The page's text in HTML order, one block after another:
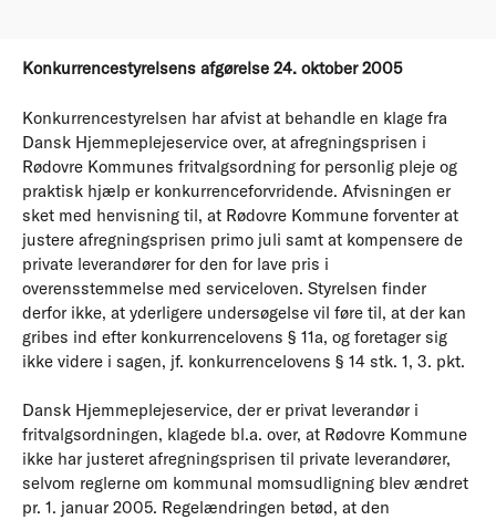
Konkurrencestyrelsens afgørelse 24. oktober 2005
Konkurrencestyrelsen har afvist at behandle en klage fra
Dansk Hjemmeplejeservice over, at afregningsprisen i
Rødovre Kommunes fritvalgsordning for personlig pleje og
praktisk hjælp er konkurrenceforvridende. Afvisningen er
sket med henvisning til, at Rødovre Kommune forventer at
justere afregningsprisen primo juli samt at kompensere de
private leverandører for den for lave pris i
overensstemmelse med serviceloven. Styrelsen finder
derfor ikke, at yderligere undersøgelse vil føre til, at der kan
gribes ind efter konkurrencelovens § 11a, og foretager sig
ikke videre i sagen, jf. konkurrencelovens § 14 stk. 1, 3. pkt.
Dansk Hjemmeplejeservice, der er privat leverandør i
fritvalgsordningen, klagede bl.a. over, at Rødovre Kommune
ikke har justeret afregningsprisen til private leverandører,
selvom reglerne om kommunal momsudligning blev ændret
pr. 1. januar 2005. Regelændringen betød, at den